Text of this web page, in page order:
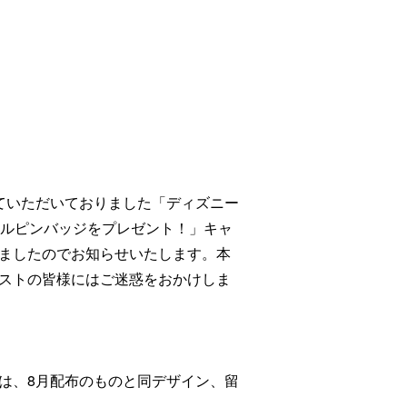
ただいておりました「ディズニー
ピンバッジをプレゼント！」キャ
したのでお知らせいたします。本
トの皆様にはご迷惑をおかけしま
、8月配布のものと同デザイン、留